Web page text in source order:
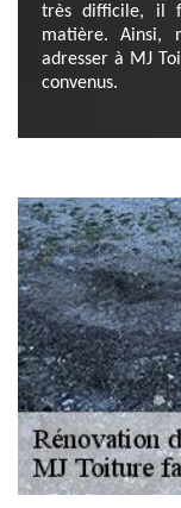
très difficile, il
matière. Ainsi,
adresser à MJ
convenus.